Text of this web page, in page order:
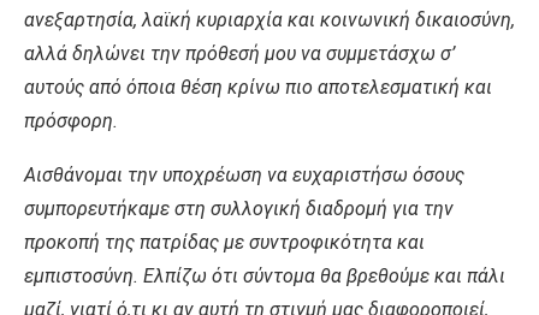
ανεξαρτησία, λαϊκή κυριαρχία και κοινωνική δικαιοσύνη,
αλλά δηλώνει την πρόθεσή μου να συμμετάσχω σ’
αυτούς από όποια θέση κρίνω πιο αποτελεσματική και
πρόσφορη.
Αισθάνομαι την υποχρέωση να ευχαριστήσω όσους
συμπορευτήκαμε στη συλλογική διαδρομή για την
προκοπή της πατρίδας με συντροφικότητα και
εμπιστοσύνη. Ελπίζω ότι σύντομα θα βρεθούμε και πάλι
μαζί, γιατί ό,τι κι αν αυτή τη στιγμή μας διαφοροποιεί,